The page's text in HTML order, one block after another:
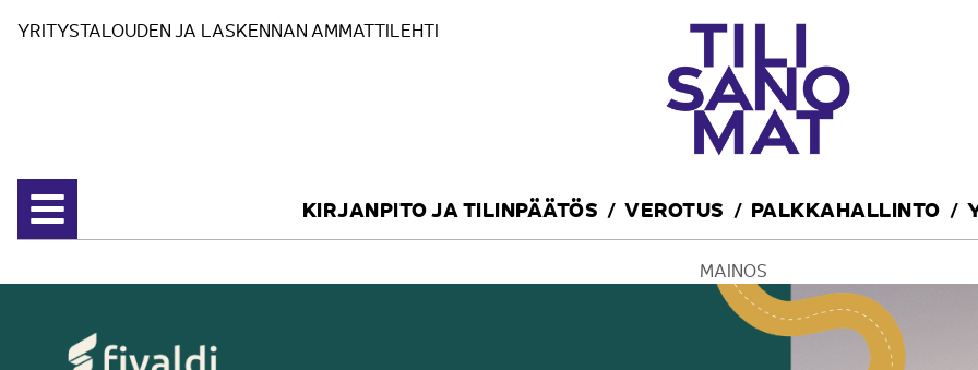
YRITYSTALOUDEN JA LASKENNAN AMMATTILEHTI
Avaa valikko
KIRJANPITO JA TILINPÄÄTÖS VEROTUS PALKKAHALLINTO
MAINOS